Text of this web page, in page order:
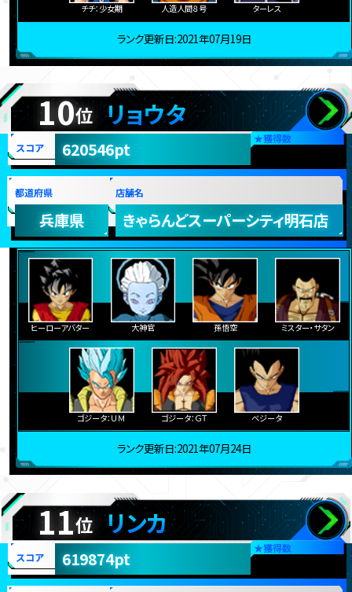
チチ：少女期 人造人間８号 ターレス
ランク更新日:2021年07月19日
10位 リョウタ
★獲得数
スコア 620546pt
都道府県
兵庫県
店舗名
きゃらんどスーパーシティ明石店
ヒーローアバター 大神官 孫悟空 ミスター・サタン
ゴジータ：ＵＭ ゴジータ：ＧＴ ベジータ
ランク更新日:2021年07月24日
11位 リンカ
★獲得数
スコア 619874pt